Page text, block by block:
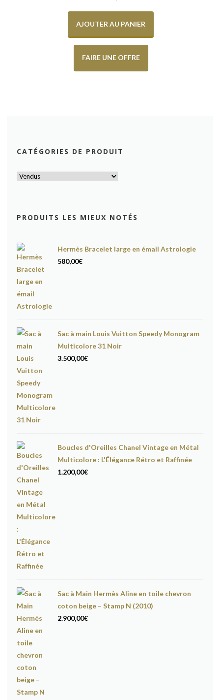
AJOUTER AU PANIER
FAIRE UNE OFFRE
CATÉGORIES DE PRODUIT
PRODUITS LES MIEUX NOTÉS
Hermès Bracelet large en émail Astrologie
580,00€
Sac à main Louis Vuitton Speedy Monogram
Multicolore 31 Noir
3.500,00€
Boucles d'Oreilles Chanel Vintage en Métal
Multicolore : L'Élégance Rétro et Raffinée
1.200,00€
Sac à Main Hermès Aline en toile chevron
coton beige – Stamp N (2010)
2.900,00€